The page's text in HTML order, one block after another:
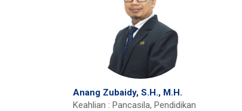
Anang Zubaidy, S.H., M.H.
Keahlian : Pancasila, Pendidikan